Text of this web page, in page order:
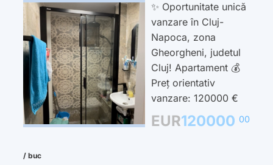
✨ Oportunitate unică
vanzare în Cluj-
Napoca, zona
Gheorgheni, judetul
Cluj! Apartament 💰
Preț orientativ
vanzare: 120000 €
EUR120000 00
/ buc